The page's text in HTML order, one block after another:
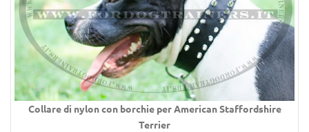
Collare di nylon con borchie perAmerican Staffordshire
Terrier